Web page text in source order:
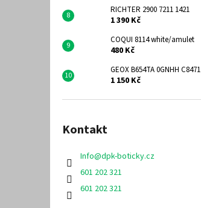
RICHTER 2900 7211 1421
1 390 Kč
COQUI 8114 white/amulet
480 Kč
GEOX B654TA 0GNHH C8471
1 150 Kč
Kontakt
Info@dpk-boticky.cz
601 202 321
601 202 321